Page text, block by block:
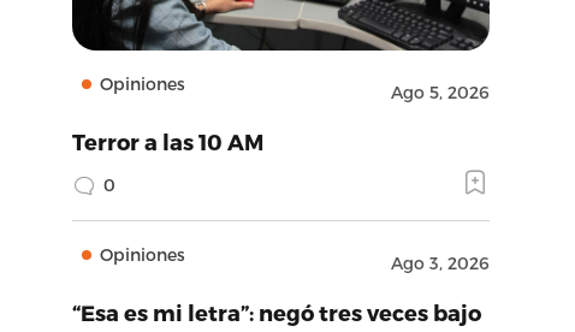
Opiniones Ago 5, 2026
Terror a las 10 AM
0
Opiniones Ago 3, 2026
“Esa es mi letra”: negó tres veces bajo